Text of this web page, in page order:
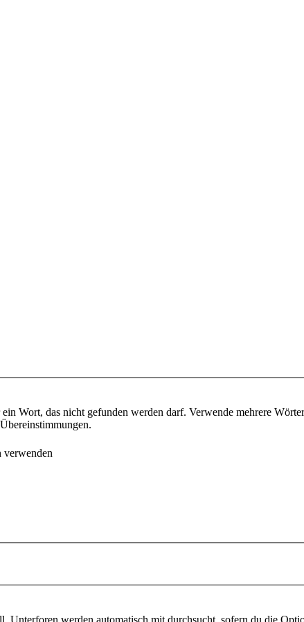
Wort, das nicht gefunden werden darf. Verwende mehrere
verwenden
Unterforen werden automatisch mit durchsucht, sofern du die